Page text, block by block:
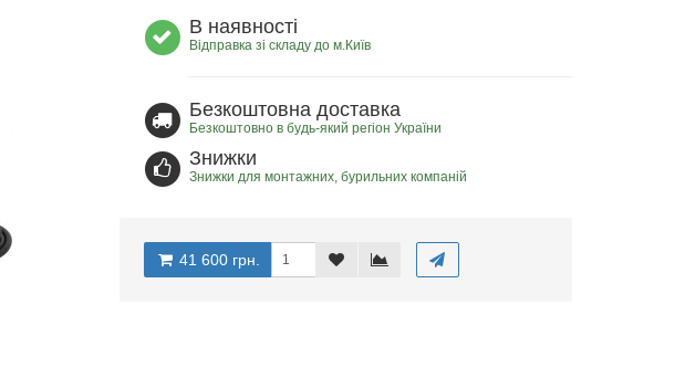
В наявності
Відправка зі складу до м.Київ
Безкоштовна доставка
Безкоштовно в будь-який регіон України
Знижки
Знижки для монтажних, бурильних компаній
41 600 грн.